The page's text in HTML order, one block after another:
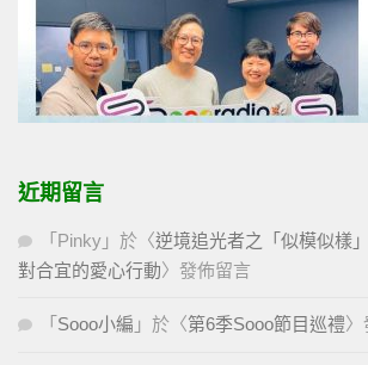
近期留言
「 Pinky 」於〈逆境追光者之「似模似樣
對合宜的愛心行動〉發佈留言
「 Sooo小編 」於〈第6季Sooo節目巡禮〉